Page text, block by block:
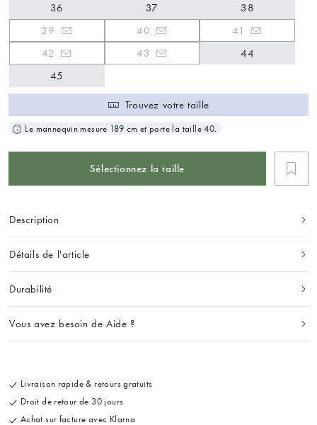
36 37
38
39
40
41
42
43
44
45
Trouvez votre taille
Le mannequin mesure 189 cm et porte la taille 40.
Sélectionnez la taille
Description
Détails de l'article
Durabilité
Vous avez besoin de Aide ?
Livraison rapide & retours gratuits
Droit de retour de 30 jours
Achat sur facture avec Klarna